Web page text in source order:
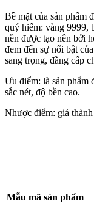
Bề mặt của sản phẩm
quý hiếm: vàng 9999,
nền được tạo nên bởi
đem đến sự nổi bật
sang trọng, đẳng cấp
Ưu điểm: là sản phẩm
sắc nét, độ bền cao.
Nhược điểm: giá thành
Mẫu mã sản phẩm